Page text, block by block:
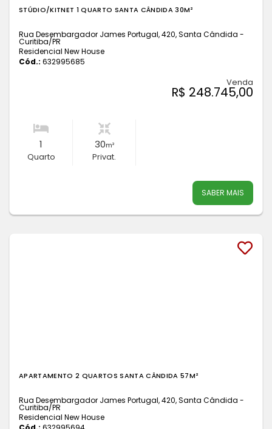
STÚDIO/KITNET 1 QUARTO SANTA CÂNDIDA 30M²
Rua Desembargador James Portugal, 420, Santa Cândida -
Curitiba/PR
Residencial New House
Cód.: 632995685
Venda
R$ 248.745,00
1
Quarto
30m²
Privat.
SABER MAIS
APARTAMENTO 2 QUARTOS SANTA CÂNDIDA 57M²
Rua Desembargador James Portugal, 420, Santa Cândida -
Curitiba/PR
Residencial New House